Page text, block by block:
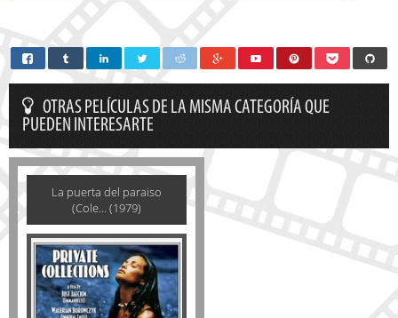
OTRAS PELÍCULAS DE LA MISMA CATEGORÍA QUE
PUEDEN INTERESARTE
La puerta del paraiso
(Cole... (1979)